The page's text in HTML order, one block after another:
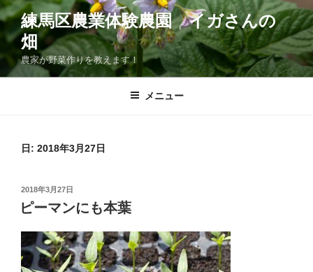
コ
ン
テ
ン
ツ
練馬区農業体験農園 イガさんの
畑
農家が野菜作りを教えます！
メニュー
日: 2018年3月27日
投
稿
日:
2018年3月27日
ピーマンにも本葉